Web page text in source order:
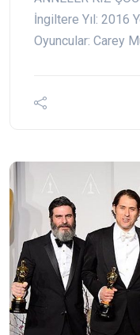
İngiltere Yıl: 2016
Oyuncular: Carey